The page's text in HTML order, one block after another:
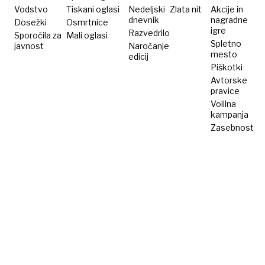
hrvaškim
otokom
Vodstvo
Dosežki
Sporočila za
javnost
Tiskani oglasi
Osmrtnice
Mali oglasi
Nedeljski
dnevnik
Razvedrilo
Naročanje
edicij
Zlata nit
Akcije in
nagradne
igre
Spletno
mesto
Piškotki
Avtorske
pravice
Volilna
kampanja
Zasebnost